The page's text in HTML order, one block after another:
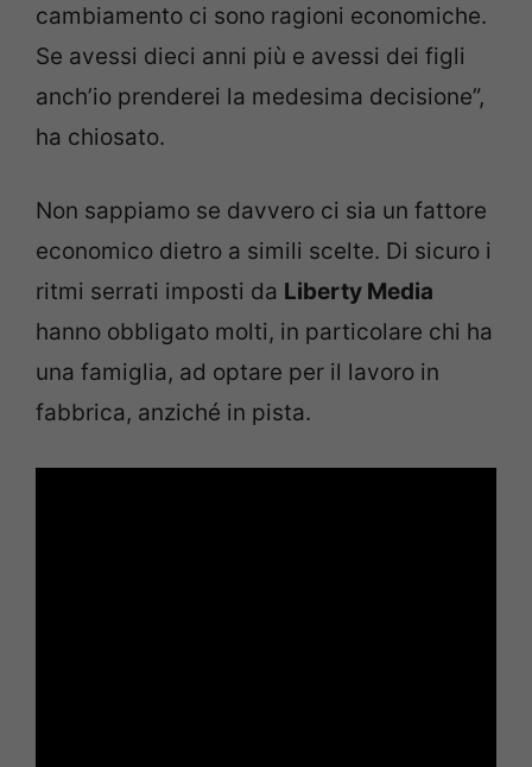
cambiamento ci sono ragioni economiche.
Se avessi dieci anni più e avessi dei figli
anch’io prenderei la medesima decisione”,
ha chiosato.
Non sappiamo se davvero ci sia un fattore
economico dietro a simili scelte. Di sicuro i
ritmi serrati imposti da Liberty Media
hanno obbligato molti, in particolare chi ha
una famiglia, ad optare per il lavoro in
fabbrica, anziché in pista.